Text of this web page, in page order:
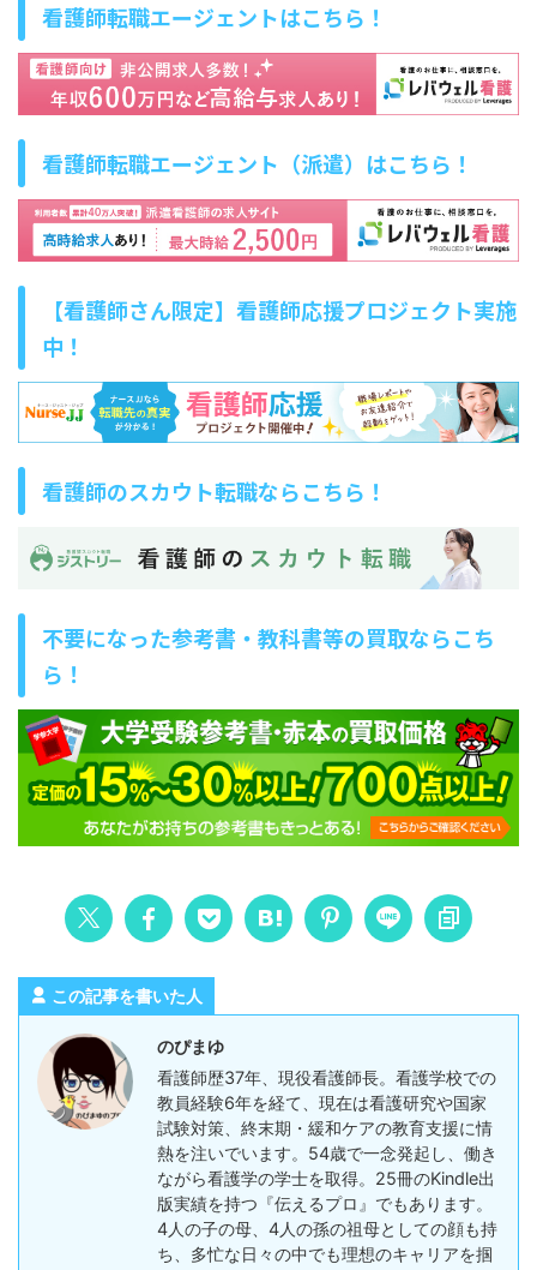
看護師転職エージェントはこちら！
看護師転職エージェント（派遣）はこちら！
【看護師さん限定】看護師応援プロジェクト実施
中！
看護師のスカウト転職ならこちら！
不要になった参考書・教科書等の買取ならこち
ら！
この記事を書いた人
のぴまゆ
看護師歴37年、現役看護師長。看護学校での
教員経験6年を経て、現在は看護研究や国家
試験対策、終末期・緩和ケアの教育支援に情
熱を注いでいます。54歳で一念発起し、働き
ながら看護学の学士を取得。25冊のKindle出
版実績を持つ『伝えるプロ』でもあります。
4人の子の母、4人の孫の祖母としての顔も持
ち、多忙な日々の中でも理想のキャリアを掴